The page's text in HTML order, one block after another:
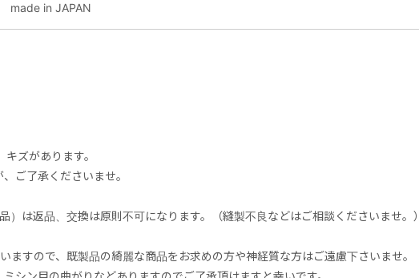
made in JAPAN
ズがあります。
ご了承くださいませ。
）は返品、交換は原則不可になります。（縫製不良などはご相談くださいませ。）
ますので、既製品の綺麗な商品をお求めの方や神経質な方はご遠慮下さいませ。